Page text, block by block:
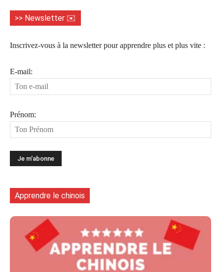
>> Newsletter ✉️
Inscrivez-vous à la newsletter pour apprendre plus et plus vite :
E-mail:
Prénom:
Apprendre le chinois